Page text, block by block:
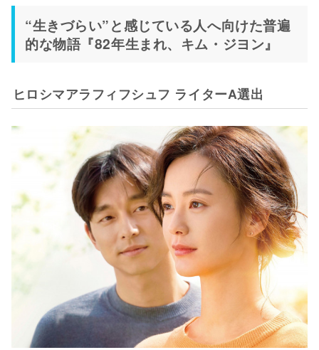
“生きづらい”と感じている人へ向けた普遍
的な物語『82年生まれ、キム・ジヨン』
ヒロシマアラフィフシュフ ライターA選出